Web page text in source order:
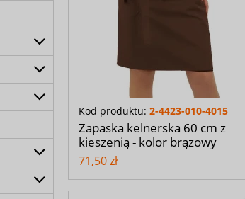
Kod produktu: 2-4423-010-4015
Zapaska kelnerska 60 cm z
kieszenią - kolor brązowy
71,50 zł